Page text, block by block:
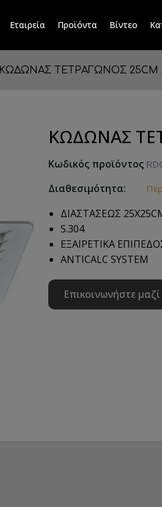
Εταιρεία Προϊόντα Βίντεο
ΚΩΔΩΝΑΣ ΤΕΤΡΑΓΩΝΟΣ 25CM
ΚΩΔΩΝΑΣ
Κωδικός προϊόντος :
Διαθεσιμότητα:
ΔΙΑΣΤΑΣΕΩΣ
S.304
ΕΞΑΙΡΕΤΙΚΑ
ANTICALC SYSTEM
Επικοινωνήστε